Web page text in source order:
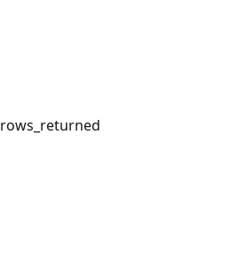
rows_returned